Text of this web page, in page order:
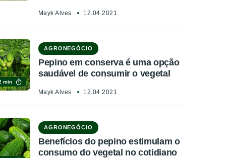
Mayk Alves 12.04.2021
min
AGRONEGÓCIO
Pepino em conserva é uma opção
saudável de consumir o vegetal
Mayk Alves 12.04.2021
AGRONEGÓCIO
Benefícios do pepino estimulam o
consumo do vegetal no cotidiano